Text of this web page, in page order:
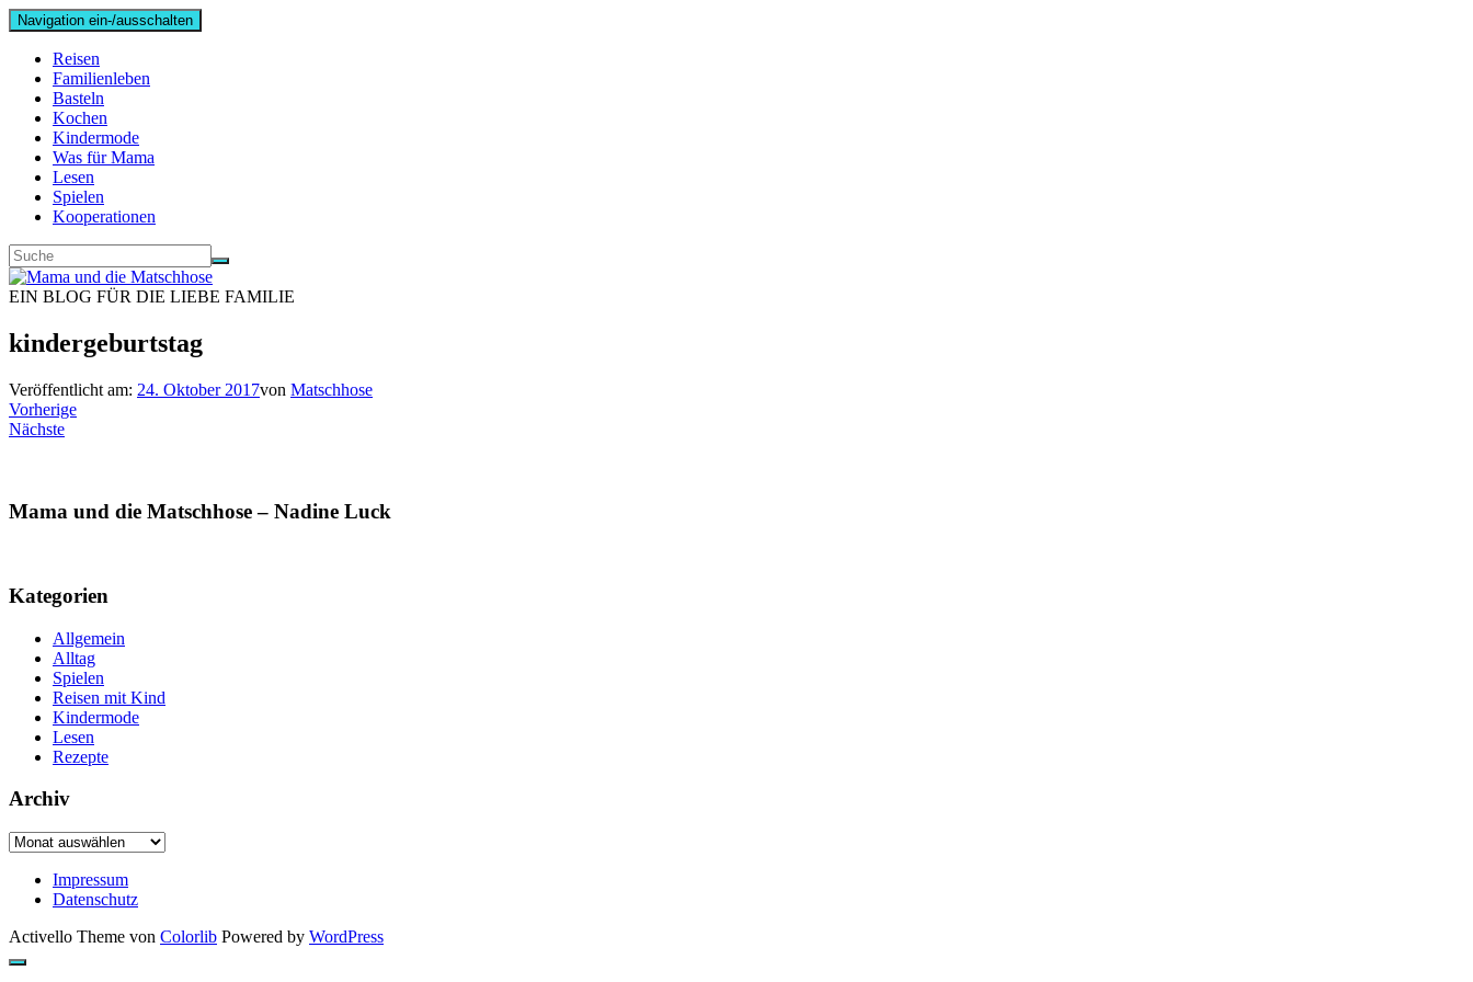
Navigation ein-/ausschalten
Reisen
Familienleben
Basteln
Kochen
Kindermode
Was für Mama
Lesen
Spielen
Kooperationen
EIN BLOG FÜR DIE LIEBE FAMILIE
kindergeburtstag
Veröffentlicht am: 24. Oktober 2017von Matschhose
Vorherige
Nächste
Mama und die Matschhose – Nadine Luck
Kategorien
Allgemein
Alltag
Spielen
Reisen mit Kind
Kindermode
Lesen
Rezepte
Archiv
Archiv
Impressum
Datenschutz
Activello Theme von Colorlib Powered by WordPress